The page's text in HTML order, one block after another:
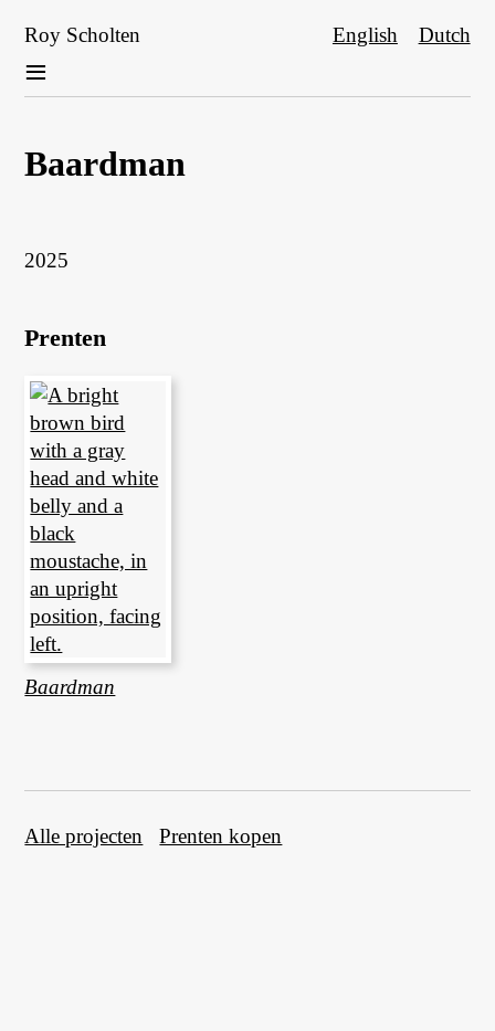
main
content
Roy Scholten English Dutch
≡
Baardman
Project
2025
Prenten
Baardman
Alle projecten Prenten kopen